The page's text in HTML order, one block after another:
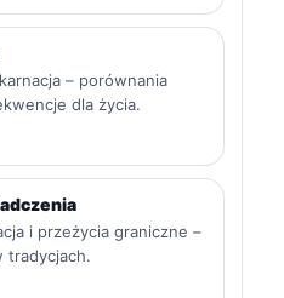
– porównania
dla życia.
i przeżycia graniczne –
tradycjach.